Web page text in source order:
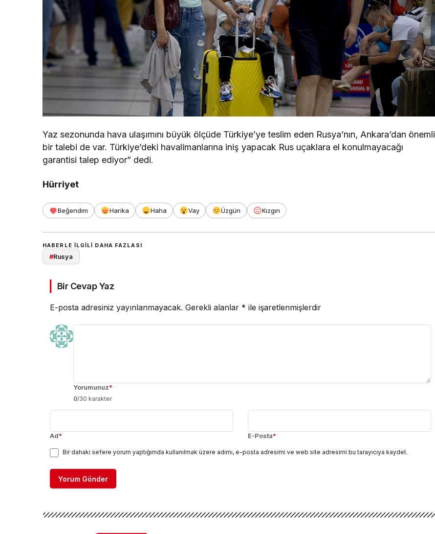
Yaz sezonunda hava ulaşımını büyük ölçüde Türkiye’ye teslim eden Rusya’nın, Ankara’dan önemli
bir talebi de var. Türkiye’deki havalimanlarına iniş yapacak Rus uçaklara el konulmayacağı
garantisi talep ediyor” dedi.
Hürriyet
Beğendim Harika Haha Vay Üzgün Kızgın
HABERLE ILGILI DAHA FAZLASI
#Rusya
Bir Cevap Yaz
E-posta adresiniz yayınlanmayacak. Gerekli alanlar * ile işaretlenmişlerdir
Yorumunuz*
0/30 karakter
Ad* E-Posta*
Bir dahaki sefere yorum yaptığımda kullanılmak üzere adımı, e-posta adresimi ve web site adresimi bu tarayıcıya kaydet.
Yorum Gönder